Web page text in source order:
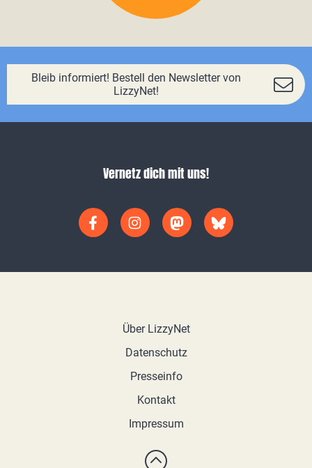
Bleib informiert! Bestell den Newsletter von
LizzyNet!
Vernetz dich mit uns!
Über LizzyNet
Datenschutz
Presseinfo
Kontakt
Impressum